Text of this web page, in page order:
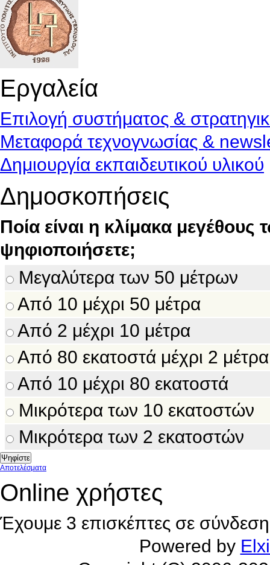
Εργαλεία
Επιλογή συστήματος &
Μεταφορά τεχνογνωσίας &
Δημιουργία εκπαιδευτικού υλικού
Δημοσκοπήσεις
Ποία είναι η κλίμακα
ψηφιοποιήσετε;
Μεγαλύτερα των 50 μέτρων
Από 10 μέχρι 50 μέτρα
Από 2 μέχρι 10 μέτρα
Από 80 εκατοστά μέχρι 2 μέτρα
Από 10 μέχρι 80 εκατοστά
Μικρότερα των 10 εκατοστών
Μικρότερα των 2 εκατοστών
Αποτελέσματα
Online χρήστες
Έχουμε 3 επισκέπτες σε σύνδεση
Powered by